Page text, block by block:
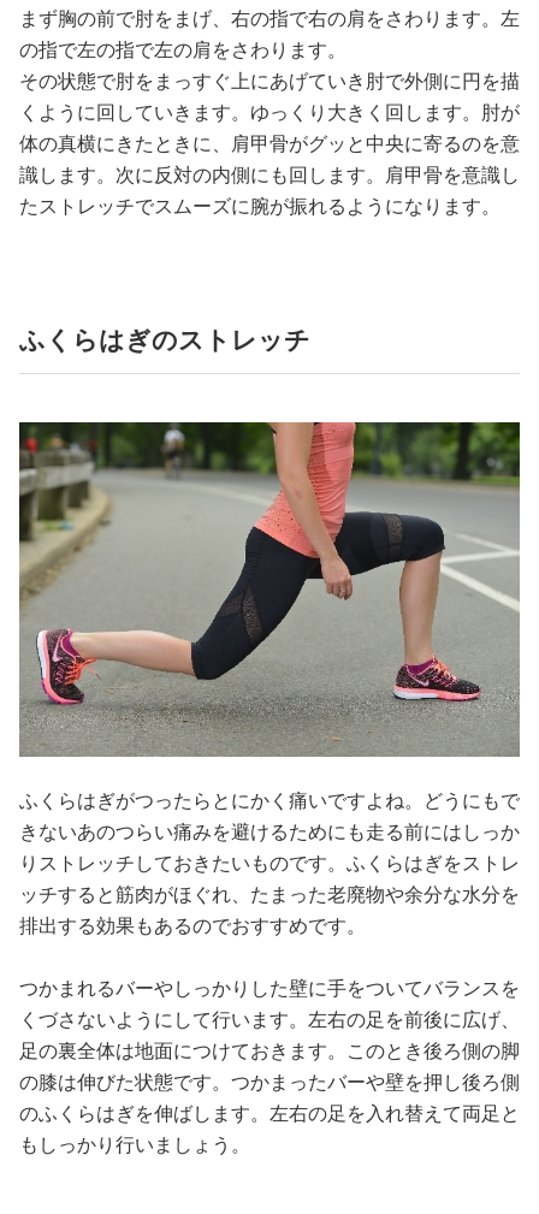
まず胸の前で肘をまげ、右の指で右の肩をさわります。左
の指で左の指で左の肩をさわります。
その状態で肘をまっすぐ上にあげていき肘で外側に円を描
くように回していきます。ゆっくり大きく回します。肘が
体の真横にきたときに、肩甲骨がグッと中央に寄るのを意
識します。次に反対の内側にも回します。肩甲骨を意識し
たストレッチでスムーズに腕が振れるようになります。
ふくらはぎのストレッチ
ふくらはぎがつったらとにかく痛いですよね。どうにもで
きないあのつらい痛みを避けるためにも走る前にはしっか
りストレッチしておきたいものです。ふくらはぎをストレ
ッチすると筋肉がほぐれ、たまった老廃物や余分な水分を
排出する効果もあるのでおすすめです。
つかまれるバーやしっかりした壁に手をついてバランスを
くづさないようにして行います。左右の足を前後に広げ、
足の裏全体は地面につけておきます。このとき後ろ側の脚
の膝は伸びた状態です。つかまったバーや壁を押し後ろ側
のふくらはぎを伸ばします。左右の足を入れ替えて両足と
もしっかり行いましょう。